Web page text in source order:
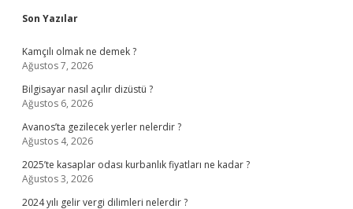
Sidebar
Son Yazılar
Kamçılı olmak ne demek ?
Ağustos 7, 2026
Bilgisayar nasıl açılır dizüstü ?
Ağustos 6, 2026
Avanos’ta gezilecek yerler nelerdir ?
Ağustos 4, 2026
2025’te kasaplar odası kurbanlık fiyatları ne kadar ?
Ağustos 3, 2026
2024 yılı gelir vergi dilimleri nelerdir ?